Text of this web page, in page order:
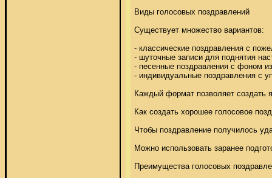
Виды голосовых поздравлений
Существует множество вариантов:
- классические поздравления с
- шуточные записи для поднятия
- песенные поздравления с фоном
- индивидуальные поздравления с
Каждый формат позволяет создать
Как создать хорошее голосовое
Чтобы поздравление получилось
Можно использовать заранее
Преимущества голосовых